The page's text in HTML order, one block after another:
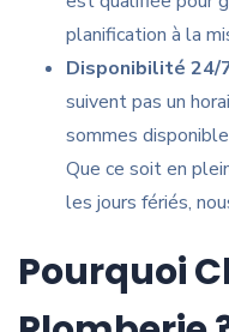
planification à la
Disponibilité 24/
suivent pas un
sommes
Que ce soit en
les jours fériés,
Pourquoi